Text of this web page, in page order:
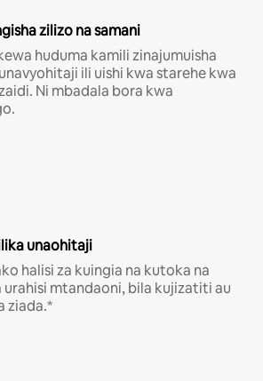
zilizo na samani
huduma kamili zinajumuisha
ili uishi kwa starehe kwa
Ni mbadala bora kwa
unaohitaji
halisi za kuingia na kutoka na
urahisi mtandaoni, bila kujizatiti au
ziada.*